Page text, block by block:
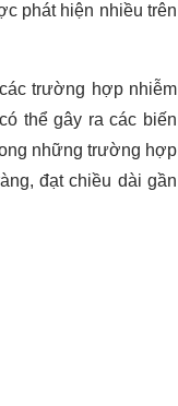
phát hiện nhiều trên
trường hợp nhiễm
thể gây ra các biến
những trường hợp
đạt chiều dài gần